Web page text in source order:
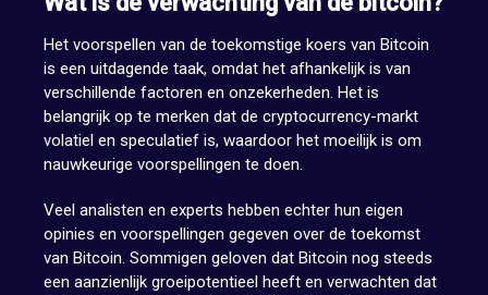
Het voorspellen van de toekomstige koers van Bitcoin
is een uitdagende taak, omdat het afhankelijk is van
verschillende factoren en onzekerheden. Het is
belangrijk op te merken dat de cryptocurrency-markt
volatiel en speculatief is, waardoor het moeilijk is om
nauwkeurige voorspellingen te doen.
Veel analisten en experts hebben echter hun eigen
opinies en voorspellingen gegeven over de toekomst
van Bitcoin. Sommigen geloven dat Bitcoin nog steeds
een aanzienlijk groeipotentieel heeft en verwachten dat